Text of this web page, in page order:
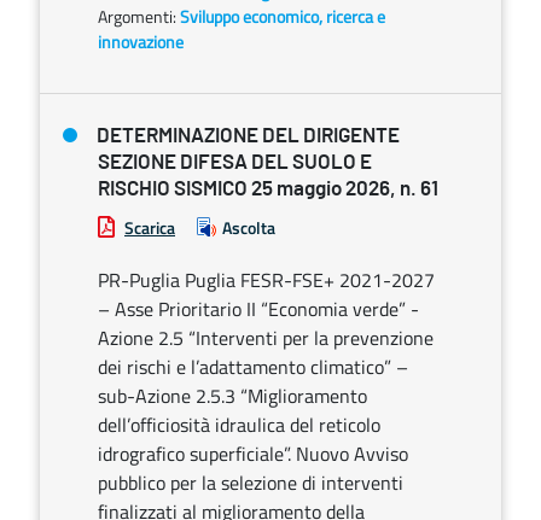
Argomenti:Sviluppo economico, ricerca e
innovazione
DETERMINAZIONE DEL DIRIGENTE
SEZIONE DIFESA DEL SUOLO E
RISCHIO SISMICO 25 maggio 2026, n. 61
Scarica Ascolta
PR-Puglia Puglia FESR-FSE+ 2021-2027
– Asse Prioritario II “Economia verde” -
Azione 2.5 “Interventi per la prevenzione
dei rischi e l’adattamento climatico” –
sub-Azione 2.5.3 “Miglioramento
dell’officiosità idraulica del reticolo
idrografico superficiale”. Nuovo Avviso
pubblico per la selezione di interventi
finalizzati al miglioramento della